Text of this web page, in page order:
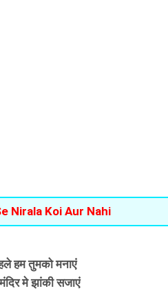
Nirala Koi Aur Nahi
हम तुमको मनाएं
मे झांकी सजाएं